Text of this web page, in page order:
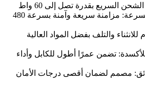
السريع بقدرة تصل إلى 60 واط
:
مزامنة سريعة وآمنة بسرعة 480
للانثناء والتلف بفضل المواد العالية
: تضمن عمرًا أطول للكابل وأداء
: مصمم لضمان أقصى درجات الأمان